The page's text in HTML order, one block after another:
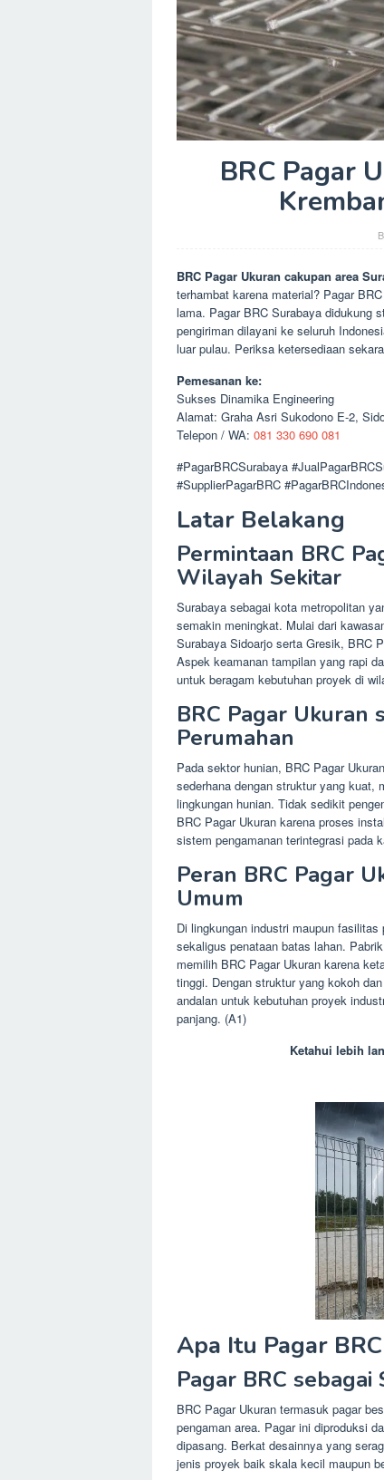
BRC Pagar
BRC Pagar Ukuran cakupan area
terhambat karena material? Pagar
lama. Pagar BRC Surabaya didukung
pengiriman dilayani ke seluruh
luar pulau. Periksa ketersediaan
Pemesanan ke:
Sukses Dinamika Engineering
Alamat: Graha Asri Sukodono E-2,
Telepon / WA: 081 330 690 081
#PagarBRCSurabaya
#SupplierPagarBRC
Latar Belakang
Permintaan BRC
Wilayah Sekitar
Surabaya sebagai kota metropolitan
semakin meningkat. Mulai dari
Surabaya Sidoarjo serta Gresik, BRC
Aspek keamanan tampilan yang rapi
untuk beragam kebutuhan proyek di
BRC Pagar Ukuran
Perumahan
Pada sektor hunian, BRC Pagar
sederhana dengan struktur yang kuat,
lingkungan hunian. Tidak sedikit
BRC Pagar Ukuran karena proses
sistem pengamanan terintegrasi pada
Peran BRC Pagar
Umum
Di lingkungan industri maupun
sekaligus penataan batas lahan.
memilih BRC Pagar Ukuran karena
tinggi. Dengan struktur yang kokoh
andalan untuk kebutuhan proyek
panjang. (A1)
Ketahui lebih
Apa Itu Pagar BRC
Pagar BRC
BRC Pagar Ukuran termasuk pagar
pengaman area. Pagar ini diproduksi
dipasang. Berkat desainnya yang
jenis proyek baik skala kecil maupun